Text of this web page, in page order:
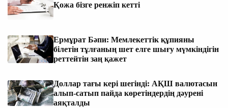
Қожа бізге ренжіп кетті
Ермұрат Бәпи: Мемлекеттік құпияны
білетін тұлғаның шет елге шығу мүмкіндігін
реттейтін заң қажет
Доллар тағы кері шегінді: АҚШ валютасын
алып-сатып пайда көретіндердің дәурені
аяқталды